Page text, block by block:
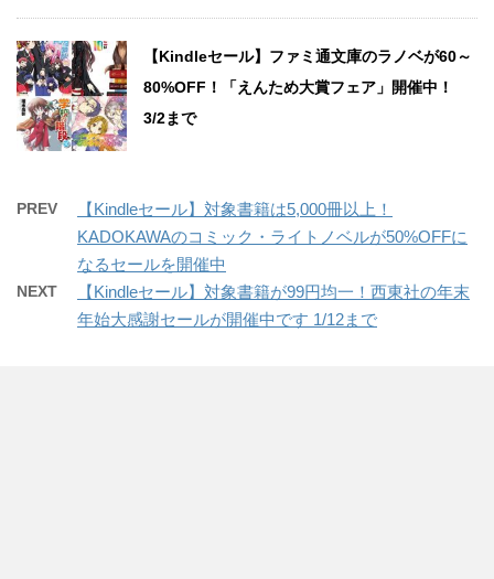
【Kindleセール】ファミ通文庫のラノベが60～
80%OFF！「えんため大賞フェア」開催中！
3/2まで
PREV
【Kindleセール】対象書籍は5,000冊以上！
KADOKAWAのコミック・ライトノベルが50%OFFに
なるセールを開催中
NEXT
【Kindleセール】対象書籍が99円均一！西東社の年末
年始大感謝セールが開催中です 1/12まで